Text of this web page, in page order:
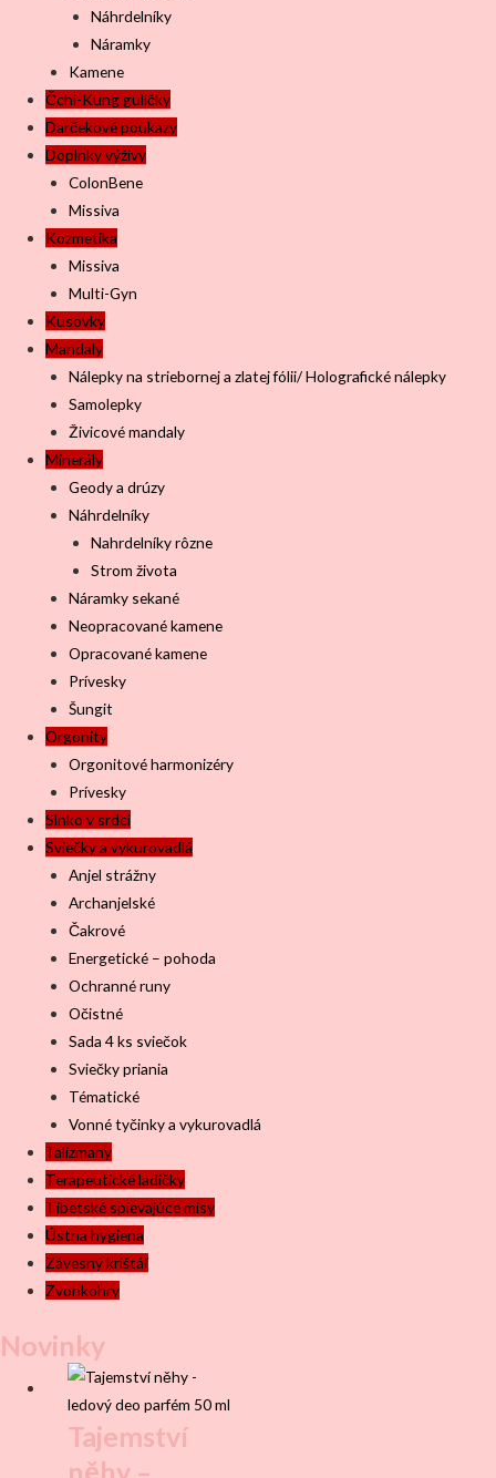
Náhrdelníky
Náramky
Kamene
Čchi-Kung guličky
Darčekové poukazy
Doplnky výživy
ColonBene
Missiva
Kozmetika
Missiva
Multi-Gyn
Kusovky
Mandaly
Nálepky na striebornej a zlatej fólii/ Holografické nálepky
Samolepky
Živicové mandaly
Minerály
Geody a drúzy
Náhrdelníky
Nahrdelníky rôzne
Strom života
Náramky sekané
Neopracované kamene
Opracované kamene
Prívesky
Šungit
Orgonity
Orgonitové harmonizéry
Prívesky
Slnko v srdci
Sviečky a vykurovadlá
Anjel strážny
Archanjelské
Čakrové
Energetické – pohoda
Ochranné runy
Očistné
Sada 4 ks sviečok
Sviečky priania
Tématické
Vonné tyčinky a vykurovadlá
Talizmany
Terapeutické ladičky
Tibetské spievajúce misy
Ústna hygiena
Závesný krištáľ
Zvonkohry
Novinky
Tajemství
něhy –